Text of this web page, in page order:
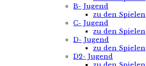
B- Jugend
zu den Spielen
C- Jugend
zu den Spielen
D- Jugend
zu den Spielen
D2- Jugend